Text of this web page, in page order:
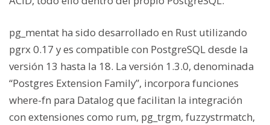
pg_mentat ha sido desarrollado en Rust utilizando
pgrx 0.17 y es compatible con PostgreSQL desde la
versión 13 hasta la 18. La versión 1.3.0, denominada
“Postgres Extension Family”, incorpora funciones
where-fn para Datalog que facilitan la integración
con extensiones como rum, pg_trgm, fuzzystrmatch,